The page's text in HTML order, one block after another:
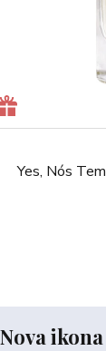
Yes, Nós
Nova